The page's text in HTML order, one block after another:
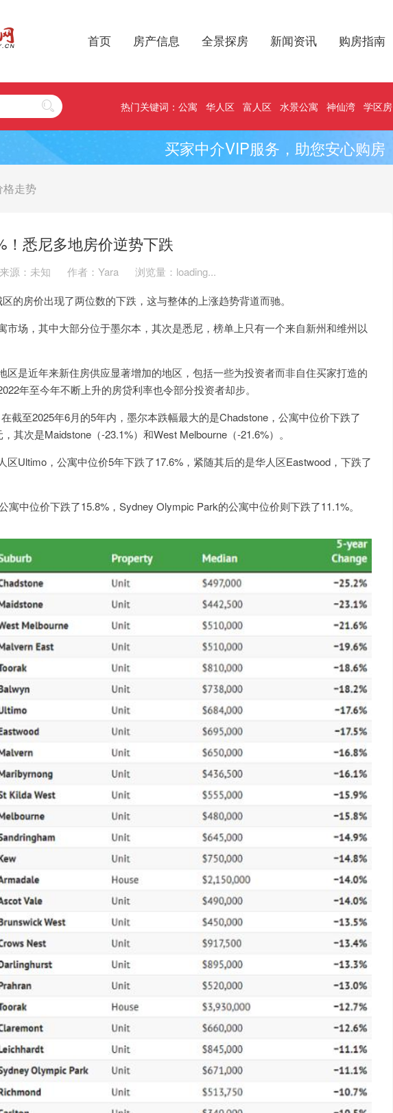
首页 房产信息 全景探房 新闻资讯 购房指南
热门关键词： 公寓 华人区 富人区 水景公寓 神仙湾 学区房
买家中介VIP服务，助您安心购房
格走势
！悉尼多地房价逆势下跌
来源：未知 作者：Yara 浏览量： loading...
的房价出现了两位数的下跌，这与整体的上涨趋势背道而驰。
市场，其中大部分位于墨尔本，其次是悉尼，榜单上只有一个来自新州和维州以
区是近年来新住房供应显著增加的地区，包括一些为投资者而非自住买家打造的
年至今年不断上升的房贷利率也令部分投资者却步。
截至2025年6月的5年内，墨尔本跌幅最大的是Chadstone，公寓中位价下跌了
其次是Maidstone（-23.1%）和West Melbourne（-21.6%）。
区Ultimo，公寓中位价5年下跌了17.6%，紧随其后的是华人区Eastwood，下跌了
寓中位价下跌了15.8%，Sydney Olympic Park的公寓中位价则下跌了11.1%。